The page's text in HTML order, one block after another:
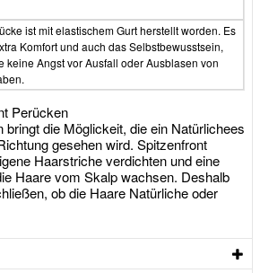
ist mit elastischem Gurt herstellt worden. Es
Komfort und auch das Selbstbewusstsein,
keine Angst vor Ausfall oder Ausblasen von
Perücken
die Möglickeit, die ein Natürlichees
gesehen wird. Spitzenfront
Haarstriche verdichten und eine
Haare vom Skalp wachsen. Deshalb
ob die Haare Natürliche oder